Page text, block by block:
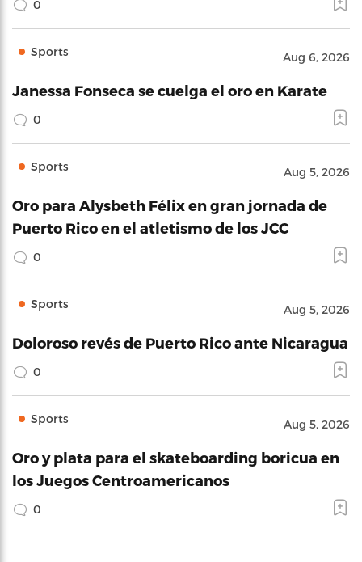
0
Sports Aug 6, 2026
Janessa Fonseca se cuelga el oro en Karate
0
Sports Aug 5, 2026
Oro para Alysbeth Félix en gran jornada de
Puerto Rico en el atletismo de los JCC
0
Sports Aug 5, 2026
Doloroso revés de Puerto Rico ante Nicaragua
0
Sports Aug 5, 2026
Oro y plata para el skateboarding boricua en
los Juegos Centroamericanos
0